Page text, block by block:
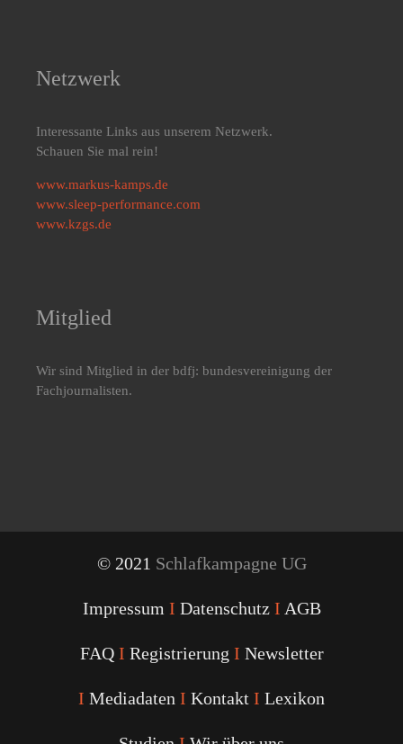
Netzwerk
Interessante Links aus unserem Netzwerk.
Schauen Sie mal rein!
www.markus-kamps.de
www.sleep-performance.com
www.kzgs.de
Mitglied
Wir sind Mitglied in der bdfj: bundesvereinigung der
Fachjournalisten.
© 2021 Schlafkampagne UG
Impressum I Datenschutz I AGB
FAQ I Registrierung I Newsletter
I Mediadaten I Kontakt I Lexikon